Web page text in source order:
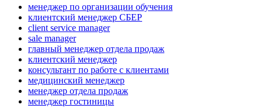
менеджер по организации обучения
клиентский менеджер СБЕР
client service manager
sale manager
главный менеджер отдела продаж
клиентский менеджер
консультант по работе с клиентами
медицинский менеджер
менеджер отдела продаж
менеджер гостиницы